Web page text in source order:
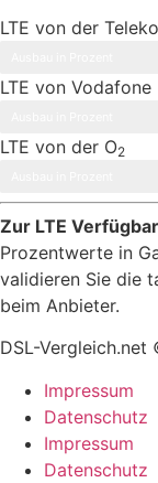
LTE von der
LTE von Vodafone
LTE von der O2
Zur LTE
Prozentwerte in
validieren Sie die
beim Anbieter.
DSL-
Impressum
Datenschutz
Impressum
Datenschutz